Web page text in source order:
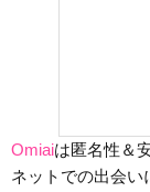
Omiaiは匿名性＆
ネットでの出会い